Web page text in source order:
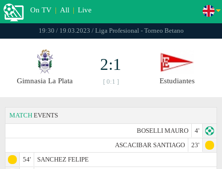
On TV | All | Live
19:30 / 19.03.2023 / Liga Profesional - Torneo Betano
Gimnasia La Plata
2:1
[ 0:1 ] Estudiantes
MATCH EVENTS
BOSELLI MAURO
4'
ASCACIBAR SANTIAGO
23'
54'
SANCHEZ FELIPE